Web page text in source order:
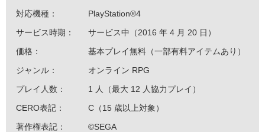
対応機種：
PlayStation®4
サービス時期：
サービス中（2016 年 4 月 20 日）
価格：
基本プレイ無料（一部有料アイテムあり）
ジャンル：
オンライン RPG
プレイ人数：
1 人（最大 12 人協力プレイ）
CERO表記：
C（15 歳以上対象）
著作権表記：
©SEGA